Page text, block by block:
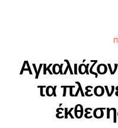
τα